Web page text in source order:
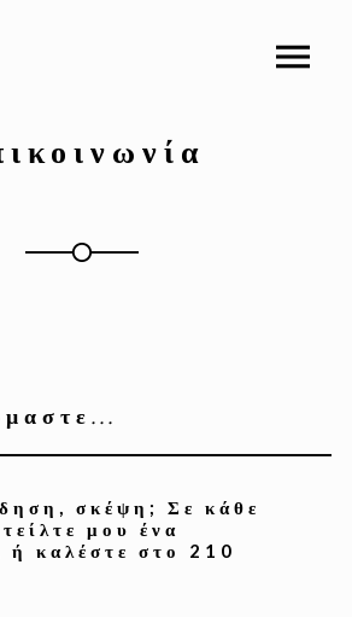
σκέψη; Σε κάθε
μου ένα
ή καλέστε στο 210